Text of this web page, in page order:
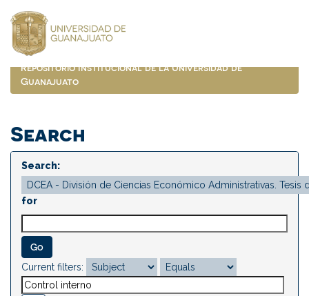
navigation
Repositorio Institucional de la Universidad de
Guanajuato
Search
Search:
for
Current filters: